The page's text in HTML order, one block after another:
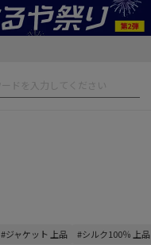
#ジャケット 上品 #シルク100％ 上品